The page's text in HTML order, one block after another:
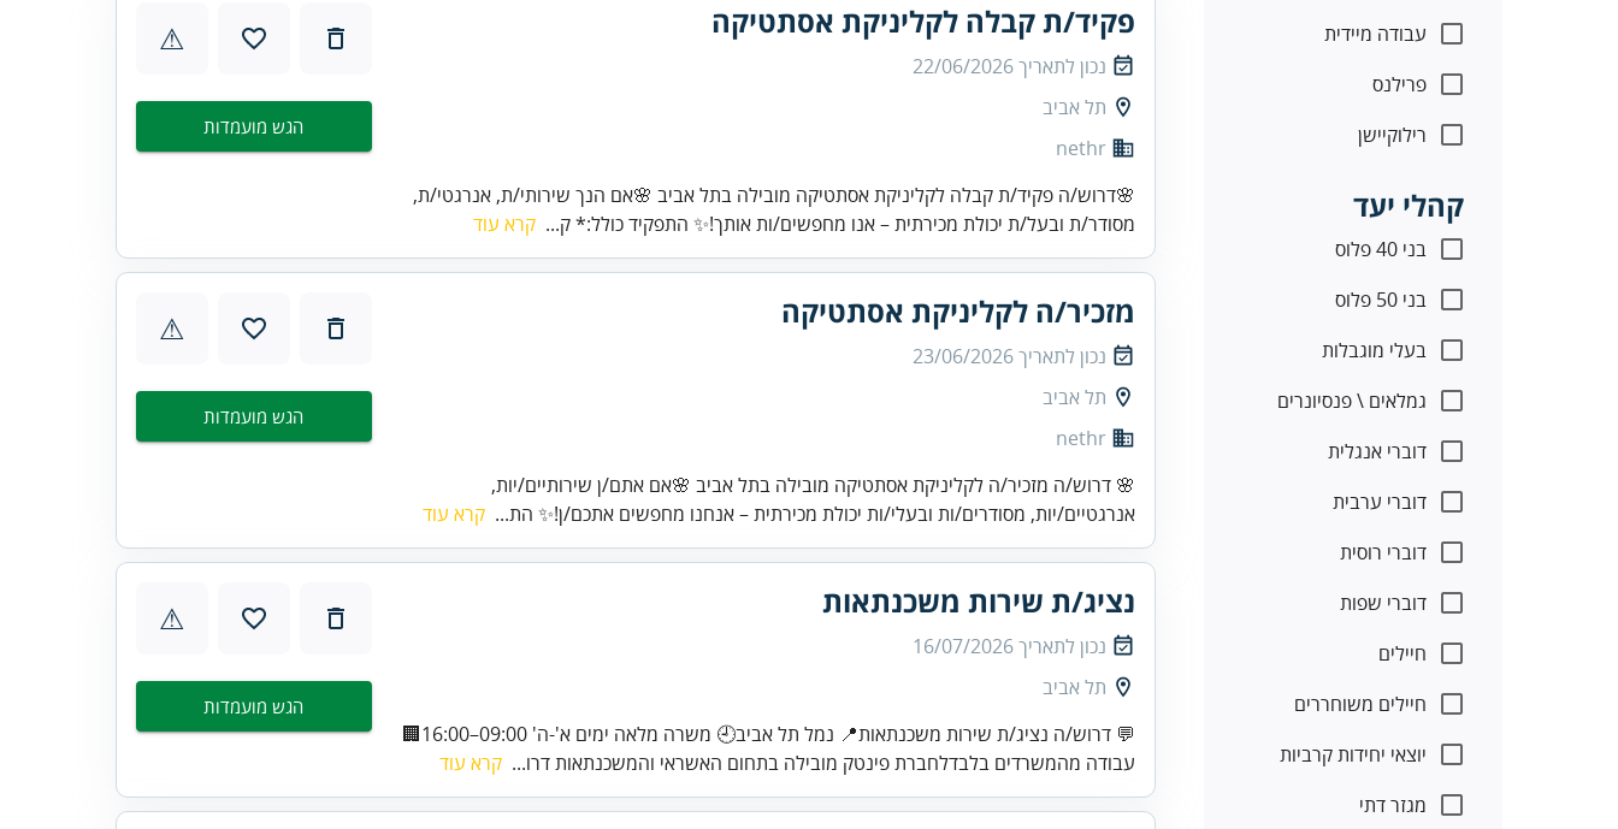
עבודה מיידית
פרילנס
רילוקיישן
קהלי יעד
בני 40 פלוס
בני 50 פלוס
בעלי מוגבלות
גמלאים \ פנסיונרים
דוברי אנגלית
דוברי ערבית
דוברי רוסית
דוברי שפות
חיילים
חיילים משוחררים
יוצאי יחידות קרביות
מגזר דתי
פקיד/ת קבלה לקליניקת אסתטיקה
נכון לתאריך22/06/2026
תל אביב
nethr
🌸דרוש/ה פקיד/ת קבלה לקליניקת אסתטיקה מובילה בתל אביב 🌸אם הנך שירותי/ת, אנרגטי/ת,
מסודר/ת ובעל/ת יכולת מכירתית – אנו מחפשים/ות אותך!✨ התפקיד כולל:* ק... קרא עוד
⚠
הגש מועמדות
מזכיר/ה לקליניקת אסתטיקה
נכון לתאריך23/06/2026
תל אביב
nethr
🌸 דרוש/ה מזכיר/ה לקליניקת אסתטיקה מובילה בתל אביב 🌸אם אתם/ן שירותיים/יות,
אנרגטיים/יות, מסודרים/ות ובעלי/ות יכולת מכירתית – אנחנו מחפשים אתכם/ן!✨ הת... קרא עוד
⚠
הגש מועמדות
נציג/ת שירות משכנתאות
נכון לתאריך16/07/2026
תל אביב
💬 דרוש/ה נציג/ת שירות משכנתאות📍 נמל תל אביב🕘 משרה מלאה ימים א'-ה' 09:00–16:00🏢
עבודה מהמשרדים בלבדלחברת פינטק מובילה בתחום האשראי והמשכנתאות דרו... קרא עוד
⚠
הגש מועמדות